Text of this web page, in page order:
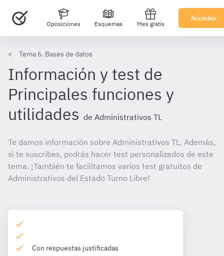
Oposiciones Esquemas Mes gratis
Acceder
Tema 6. Bases de datos
Información y test de
Principales funciones y
utilidades de Administrativos TL
Te damos información sobre Administrativos TL. Además,
si te suscribes, podrás hacer test personalizados de este
tema. ¡También te facilitamos varios test gratuitos de
Administrativos del Estado Turno Libre!
Con respuestas justificadas